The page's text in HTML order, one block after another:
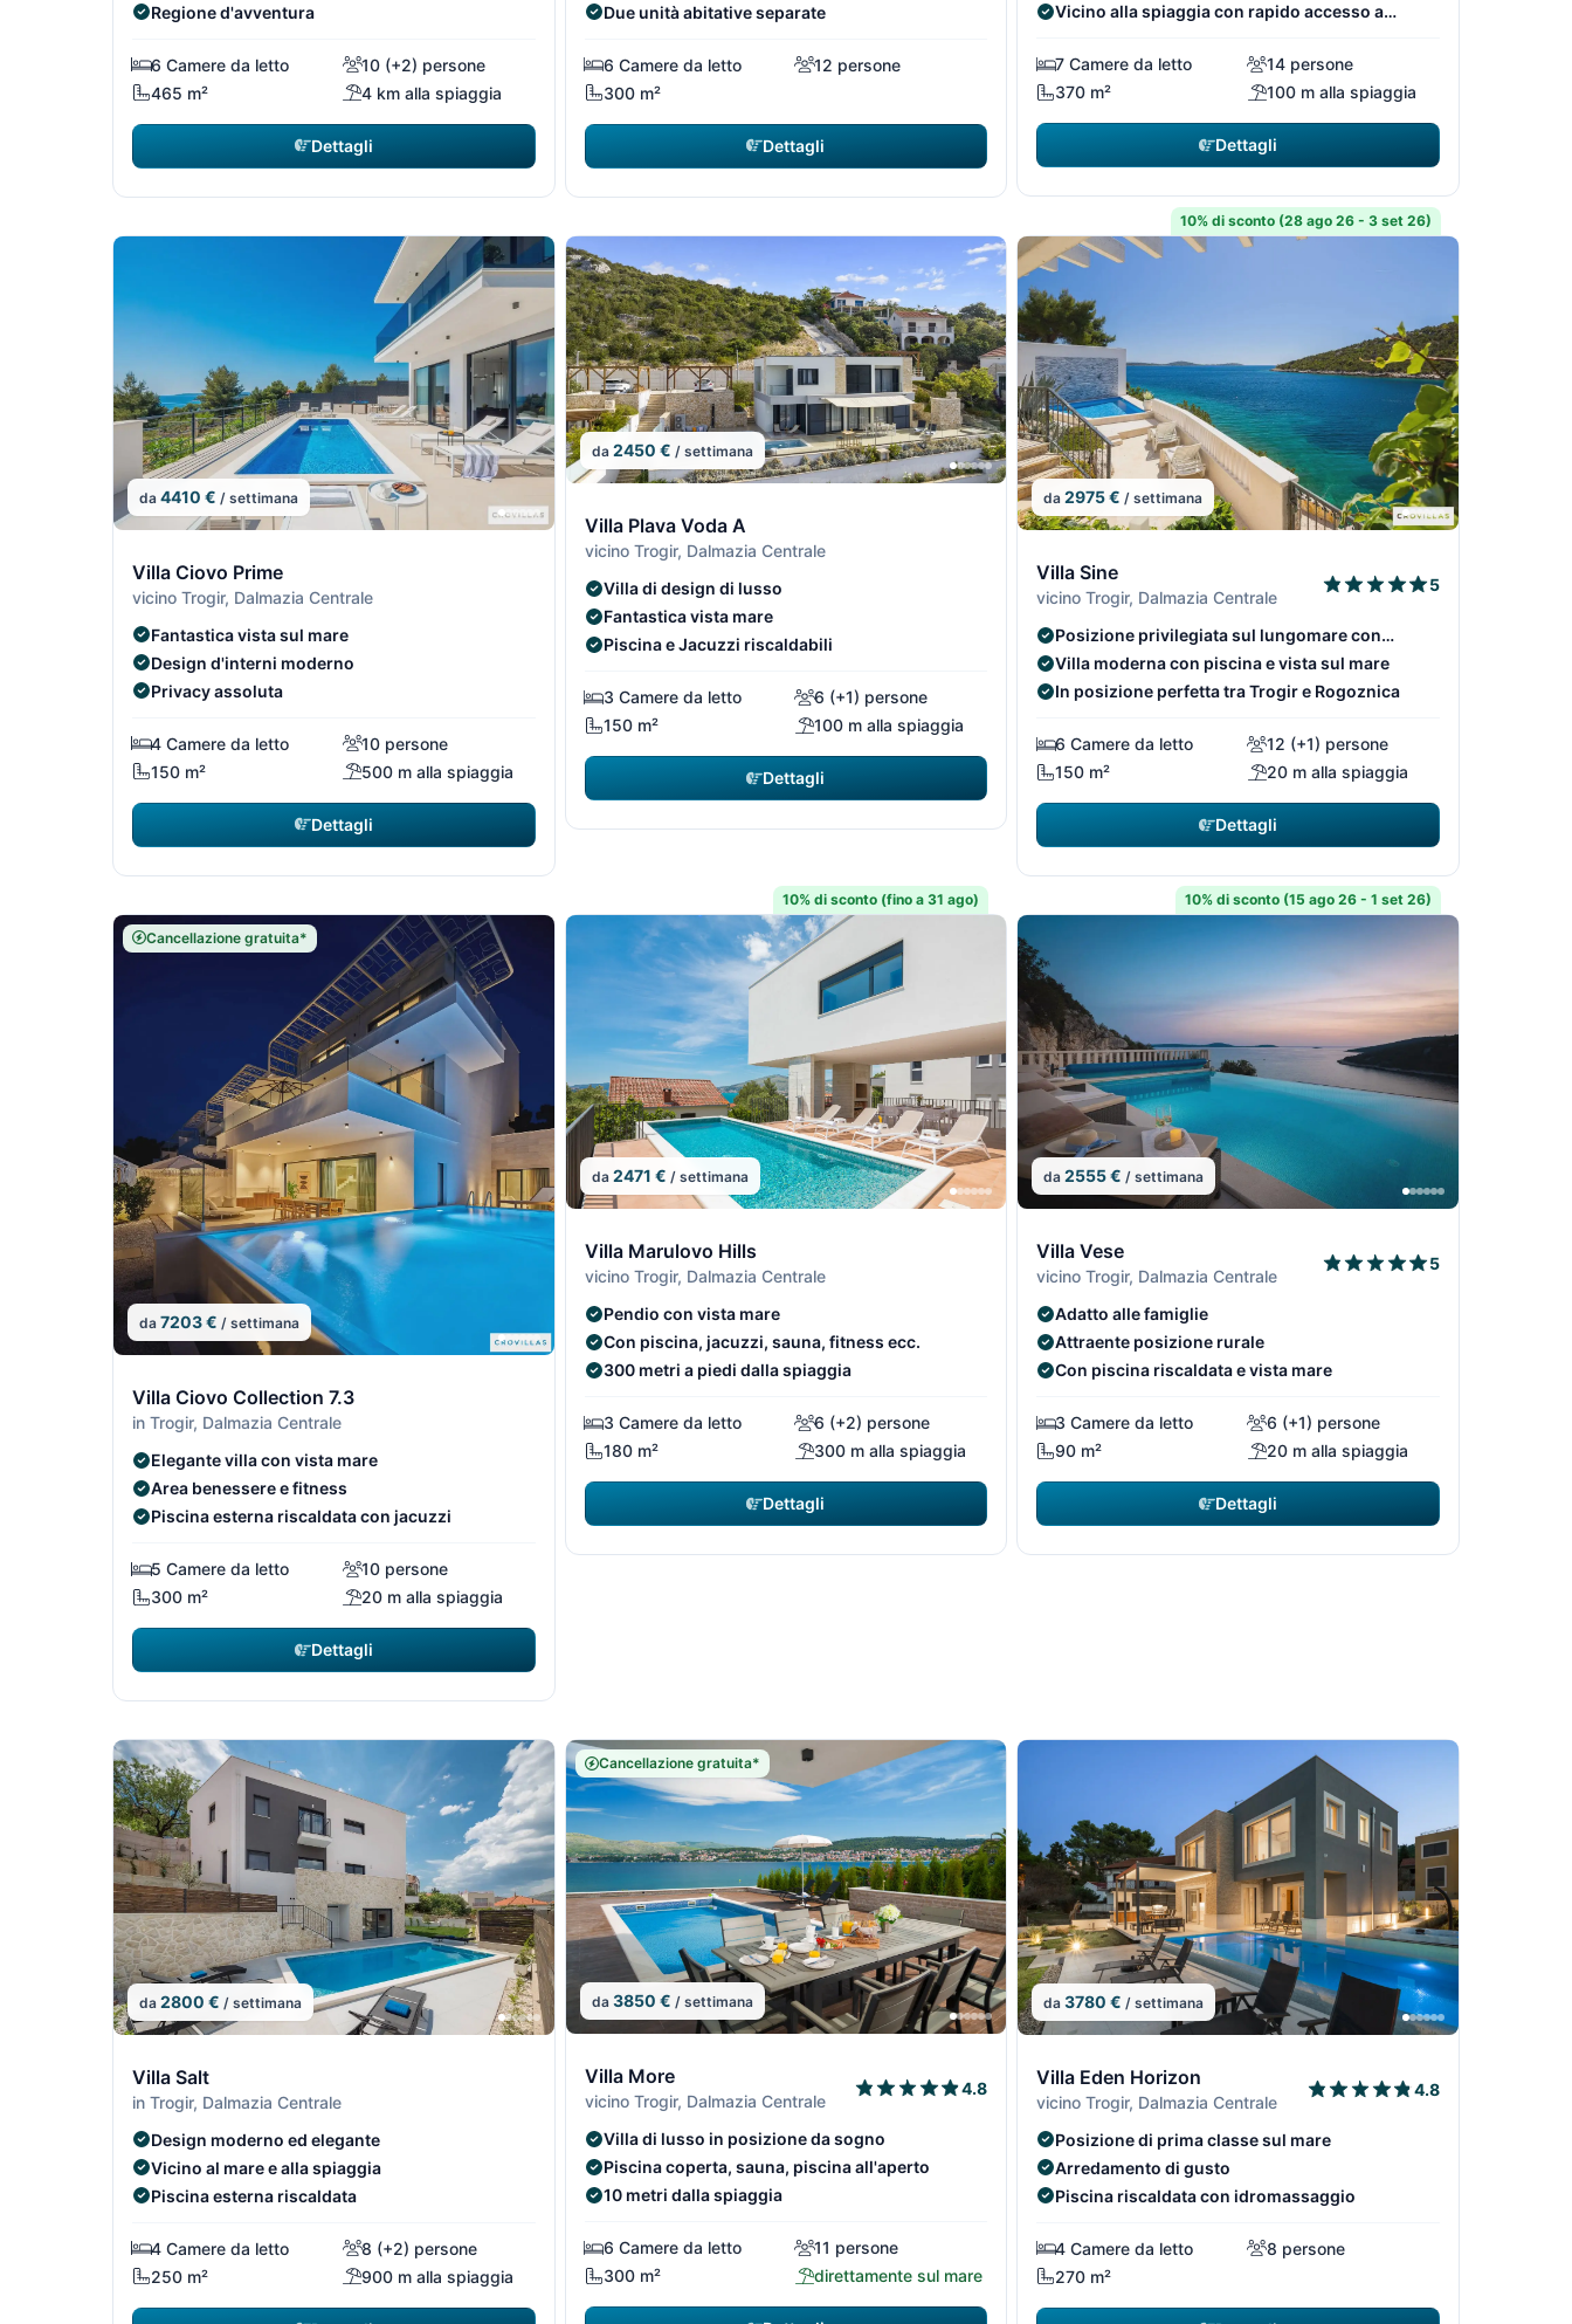
Regione d'avventura
6 Camere da letto
10 (+2) persone
465 m²
4 km alla spiaggia
Dettagli
Due unità abitative separate
6 Camere da letto
12 persone
300 m²
Dettagli
Vicino alla spiaggia con rapido accesso a
7 Camere da letto
14 persone
370 m²
100 m alla spiaggia
Dettagli
7/29
da 4410 € / settimana
Villa Ciovo Prime
vicino Trogir, Dalmazia Centrale
Fantastica vista sul mare
Design d'interni moderno
Privacy assoluta
4 Camere da letto
10 persone
150 m²
500 m alla spiaggia
Dettagli
8/29
da 2450 € / settimana
Villa Plava Voda A
vicino Trogir, Dalmazia Centrale
Villa di design di lusso
Fantastica vista mare
Piscina e Jacuzzi riscaldabili
3 Camere da letto
6 (+1) persone
150 m²
100 m alla spiaggia
Dettagli
10% di sconto (28 ago 26 - 3 set 26)
da2975 € / settimana
Villa Sine
vicino Trogir, Dalmazia Centrale
5
Posizione privilegiata sul lungomare con
accesso diretto
Villa moderna con piscina e vista sul mare
In posizione perfetta tra Trogir e Rogoznica
6 Camere da letto
12 (+1) persone
150 m²
20 m alla spiaggia
Dettagli
10/29 10/29
Cancellazione gratuita*
da 7203 € / settimana
Villa Ciovo Collection 7.3
in Trogir, Dalmazia Centrale
Elegante villa con vista mare
Area benessere e fitness
Piscina esterna riscaldata con jacuzzi
5 Camere da letto
10 persone
300 m²
20 m alla spiaggia
Dettagli
10% di sconto (fino a 31 ago)
da 2471 € / settimana
Villa Marulovo Hills
vicino Trogir, Dalmazia Centrale
Pendio con vista mare
Con piscina, jacuzzi, sauna, fitness ecc.
300 metri a piedi dalla spiaggia
3 Camere da letto
6 (+2) persone
180 m²
300 m alla spiaggia
Dettagli
10% di sconto (15 ago 26 - 1 set 26)
da2555 € / settimana
Villa Vese
vicino Trogir, Dalmazia Centrale
5
Adatto alle famiglie
Attraente posizione rurale
Con piscina riscaldata e vista mare
3 Camere da letto
6 (+1) persone
90 m²
20 m alla spiaggia
Dettagli
da 2800 € / settimana
Villa Salt
in Trogir, Dalmazia Centrale
Design moderno ed elegante
Vicino al mare e alla spiaggia
Piscina esterna riscaldata
4 Camere da letto
8 (+2) persone
250 m²
900 m alla spiaggia
Cancellazione gratuita*
da 3850 € / settimana
Villa More
vicino Trogir, Dalmazia Centrale
4.8
Villa di lusso in posizione da sogno
Piscina coperta, sauna, piscina all'aperto
10 metri dalla spiaggia
6 Camere da letto
11 persone
300 m²
direttamente sul mare
da3780 € / settimana
Villa Eden Horizon
vicino Trogir, Dalmazia Centrale
4.8
Posizione di prima classe sul mare
Arredamento di gusto
Piscina riscaldata con idromassaggio
4 Camere da letto
8 persone
270 m²